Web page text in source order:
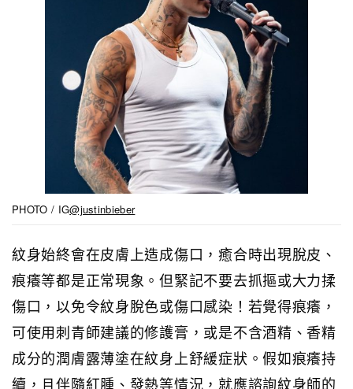
PHOTO / IG@justinbieber
紋身始終會在皮膚上造成傷口，癒合時出現脫皮、
痕癢等都是正常現象。但緊記不要去抓摳或大力揉
傷口，以免令紋身脫色或傷口感染！若覺得痕癢，
可使用刺青師建議的修護膏，或是不含酒精、香精
成分的潤膚露薄塗在紋身上舒緩症狀。假如痕癢持
續，且伴隨紅腫、發熱等情況，就應諮詢紋身師的